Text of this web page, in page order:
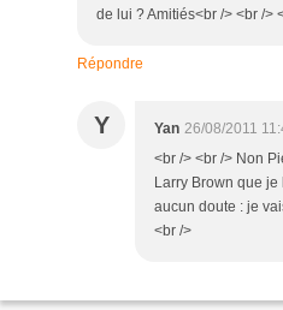
de lui ? Amitiés<br /> <br />
Répondre
Y Yan 26/08/2011
<br /> <br /> Non
Larry Brown que
aucun doute : je
<br />